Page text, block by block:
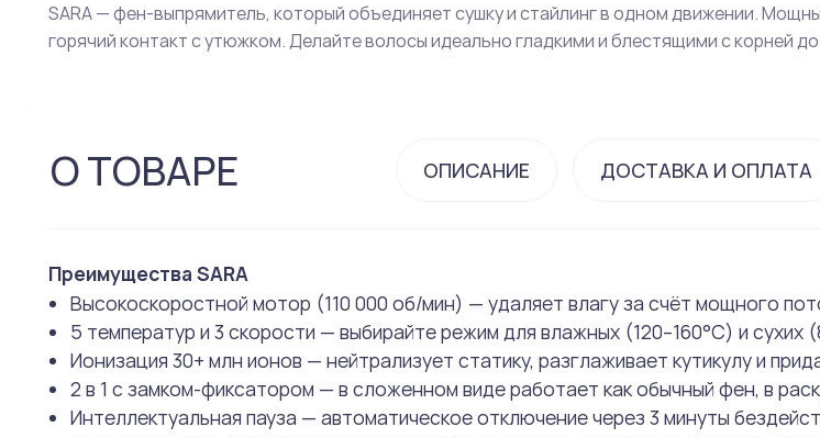
SARA — фен-выпрямитель, который объединяет сушку и стайлинг в одном движении.
горячий контакт с утюжком. Делайте волосы идеально гладкими и блестящими с корней
О ТОВАРЕ ОПИСАНИЕ ДОСТАВКА И ОПЛАТА
Преимущества SARA
Высокоскоростной мотор (110 000 об/мин) — удаляет влагу за счёт мощного
5 температур и 3 скорости — выбирайте режим для влажных (120–160°C) и сухих
Ионизация 30+ млн ионов — нейтрализует статику, разглаживает кутикулу и
2 в 1 с замком-фиксатором — в сложенном виде работает как обычный фен, в
Интеллектуальная пауза — автоматическое отключение через 3 минуты